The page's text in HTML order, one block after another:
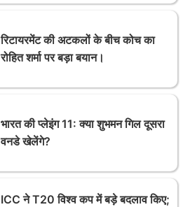
रिटायरमेंट की अटकलों के बीच कोच का
रोहित शर्मा पर बड़ा बयान।
भारत की प्लेइंग 11: क्या शुभमन गिल दूसरा
वनडे खेलेंगे?
ICC ने T20 विश्व कप में बड़े बदलाव किए;